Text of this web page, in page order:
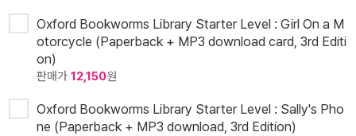
Oxford Bookworms Library Starter Level : Girl On a M
otorcycle (Paperback + MP3 download card, 3rd Editi
on)
판매가 12,150원
Oxford Bookworms Library Starter Level : Sally's Pho
ne (Paperback + MP3 download, 3rd Edition)